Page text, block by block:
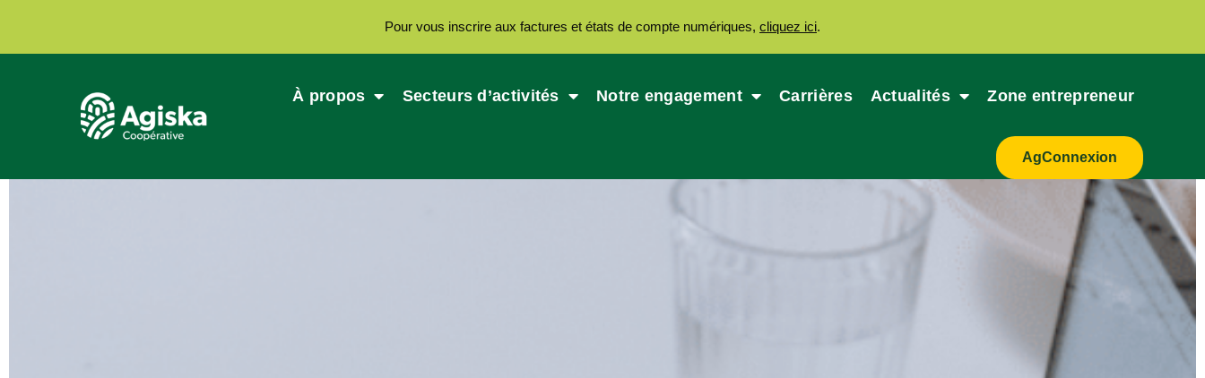
À propos Secteurs d’activités Notre engagement Carrières Actualités Zone entrepreneur
AgConnexion
Pour vous inscrire aux factures et états de compte numériques, cliquez ici.